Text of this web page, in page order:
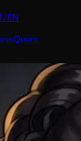
/EN
Quero